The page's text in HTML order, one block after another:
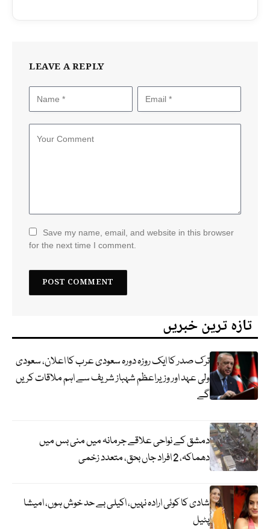
LEAVE A REPLY
Save my name, email, and website in this browser
for the next time I comment.
تازہ ترین خبریں
ترک صدر کا ایک روزہ دورہ سعودی عرب کا اعلان، سعودی
ولی عہد اور وزیراعظم شہباز شریف سے اہم ملاقات کریں
گے
دمشق کے نواحی علاقے جرمانہ میں منی بس میں
دھماکہ، 2 افراد جاں بحق، متعدد زخمی
شادی کا کوئی ارادہ نہیں، اکیلی بے حد خوش ہوں، امیشا
پٹیل